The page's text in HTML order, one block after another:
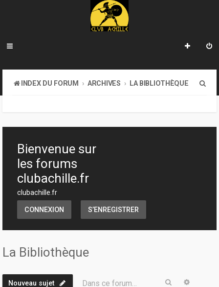
INDEX DU FORUM ARCHIVES LA BIBLIOTHÈQUE
h
Bienvenue sur
les forums
clubachille.fr
clubachille.fr
CONNEXION S’ENREGISTRER
La Bibliothèque
Nouveau sujet Dans ce forum… Rechercher